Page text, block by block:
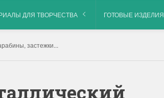
ДЛЯ ТВОРЧЕСТВА ГОТОВЫЕ ИЗДЕЛИЯ
застежки...